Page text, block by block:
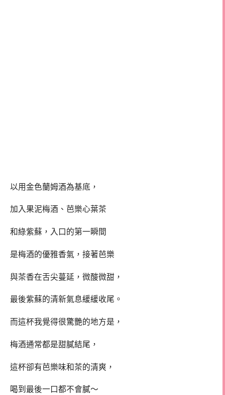
以用金色蘭姆酒為基底，
加入果泥梅酒、芭樂心葉茶
和綠紫蘇，入口的第一瞬間
是梅酒的優雅香氣，接著芭樂
與茶香在舌尖蔓延，微酸微甜，
最後紫蘇的清新氣息緩緩收尾。
而這杯我覺得很驚艷的地方是，
梅酒通常都是甜膩結尾，
這杯卻有芭樂味和茶的清爽，
喝到最後一口都不會膩～